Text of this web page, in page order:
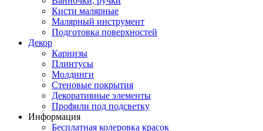
Кисти малярные
Малярный инструмент
Подготовка поверхностей
Декор
Карнизы
Плинтусы
Молдинги
Стеновые покрытия
Декоративные элементы
Профили под подсветку
Информация
Бесплатная колеровка красок